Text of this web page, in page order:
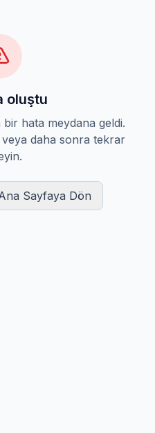
oluştu
hata meydana geldi.
daha sonra tekrar
Sayfaya Dön